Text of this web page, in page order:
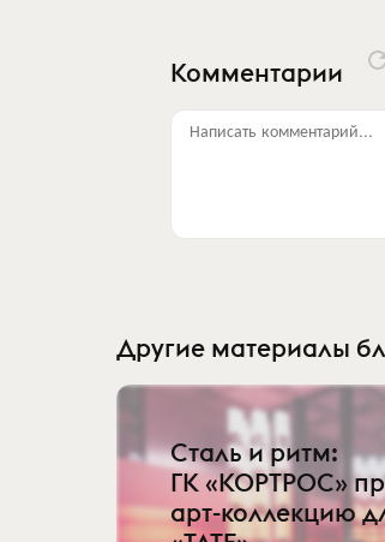
Комментарии
Написать комментарий...
Другие материалы
Сталь и ритм:
ГК «КОРТРОС»
арт-коллекцию